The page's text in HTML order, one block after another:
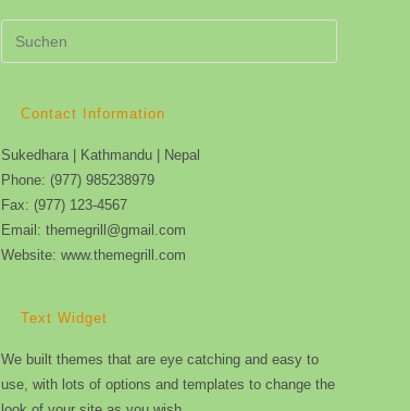
Escape
Contact Information
Sukedhara | Kathmandu | Nepal
Phone: (977) 985238979
Fax: (977) 123-4567
Email: themegrill@gmail.com
Website: www.themegrill.com
Text Widget
We built themes that are eye catching and easy to
use, with lots of options and templates to change the